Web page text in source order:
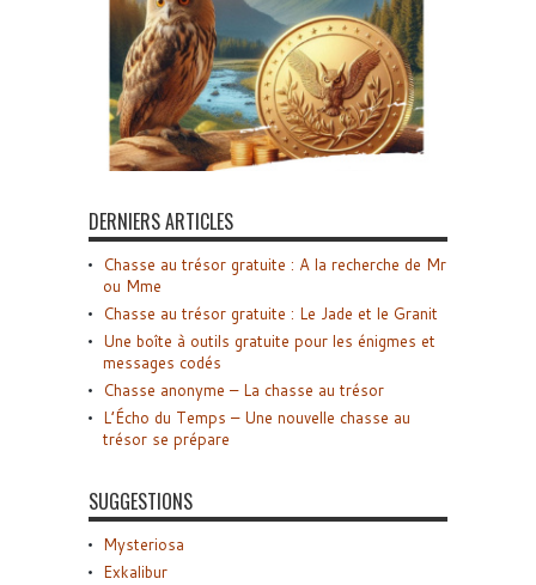
DERNIERS ARTICLES
Chasse au trésor gratuite : A la recherche de Mr
ou Mme
Chasse au trésor gratuite : Le Jade et le Granit
Une boîte à outils gratuite pour les énigmes et
messages codés
Chasse anonyme – La chasse au trésor
L’Écho du Temps – Une nouvelle chasse au
trésor se prépare
SUGGESTIONS
Mysteriosa
Exkalibur